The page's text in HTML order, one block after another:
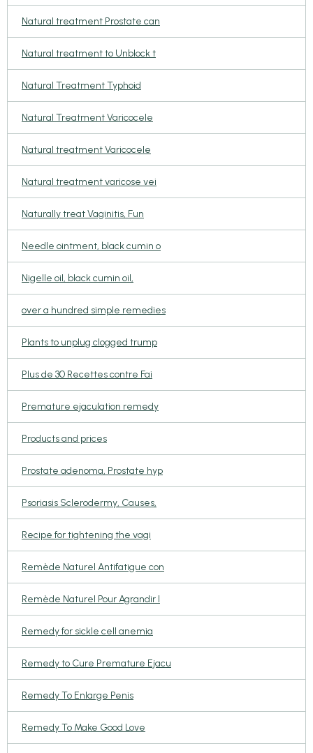
Natural treatment Prostate can
Natural treatment to Unblock t
Natural Treatment Typhoid
Natural Treatment Varicocele
Natural treatment Varicocele
Natural treatment varicose vei
Naturally treat Vaginitis, Fun
Needle ointment, black cumin o
Nigelle oil, black cumin oil,
over a hundred simple remedies
Plants to unplug clogged trump
Plus de 30 Recettes contre Fai
Premature ejaculation remedy
Products and prices
Prostate adenoma, Prostate hyp
Psoriasis Sclerodermy, Causes,
Recipe for tightening the vagi
Remède Naturel Antifatigue con
Remède Naturel Pour Agrandir l
Remedy for sickle cell anemia
Remedy to Cure Premature Ejacu
Remedy To Enlarge Penis
Remedy To Make Good Love